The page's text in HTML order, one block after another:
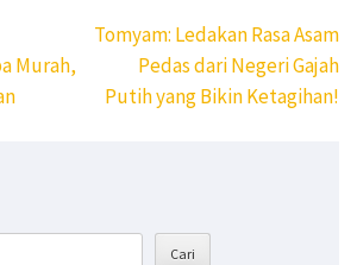
Murah,
Tomyam: Ledakan Rasa Asam
Pedas dari Negeri Gajah
Putih yang Bikin Ketagihan!
Cari